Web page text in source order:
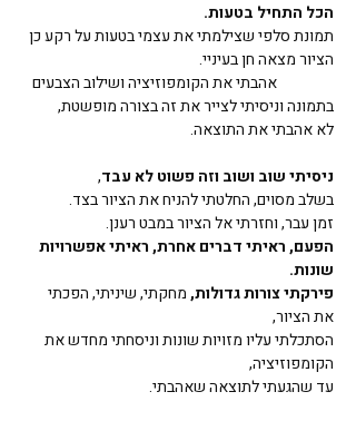
הכל התחיל בטעות.
תמונת סלפי שצילמתי את עצמי בטעות על רקע כן
הציור מצאה חן בעיניי.
                 אהבתי את הקומפוזיציה ושילוב הצבעים
בתמונה וניסיתי לצייר את זה בצורה מופשטת,
לא אהבתי את התוצאה.
ניסיתי שוב ושוב וזה פשוט לא עבד,
בשלב מסוים, החלטתי להניח את הציור בצד.
זמן עבר, וחזרתי אל הציור במבט רענן.
הפעם, ראיתי דברים אחרת, ראיתי אפשרויות
שונות.
פירקתי צורות גדולות, מחקתי, שיניתי, הפכתי
את הציור,
הסתכלתי עליו מזויות שונות וניסחתי מחדש את
הקומפוזיציה,
עד שהגעתי לתוצאה שאהבתי.